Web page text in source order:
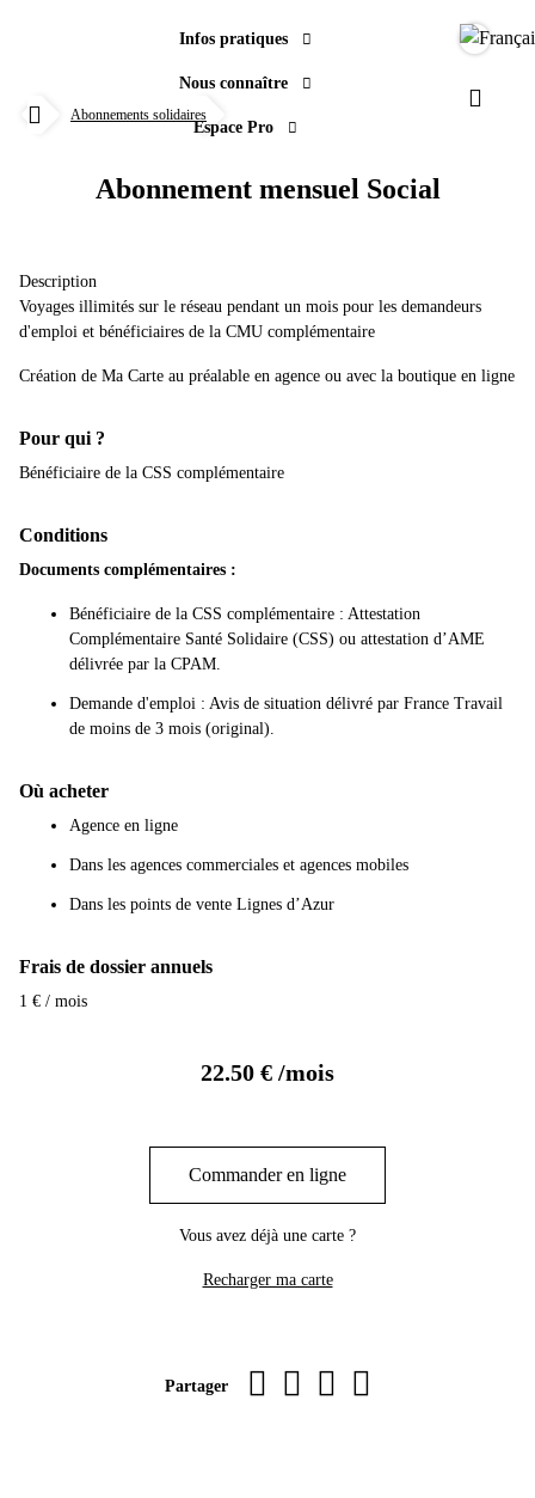
Infos pratiques
Nous connaître
Espace Pro
Abonnements solidaires
Abonnement mensuel Social
Description
Voyages illimités sur le réseau pendant un mois pour les demandeurs
d'emploi et bénéficiaires de la CMU complémentaire
Création de Ma Carte au préalable en agence ou avec la boutique en ligne
Pour qui ?
Bénéficiaire de la CSS complémentaire
Conditions
Documents complémentaires :
Bénéficiaire de la CSS complémentaire : Attestation
Complémentaire Santé Solidaire (CSS) ou attestation d’AME
délivrée par la CPAM.
Demande d'emploi : Avis de situation délivré par France Travail
de moins de 3 mois (original).
Où acheter
Agence en ligne
Dans les agences commerciales et agences mobiles
Dans les points de vente Lignes d’Azur
Frais de dossier annuels
1 € / mois
22.50 € /mois
Commander en ligne
Vous avez déjà une carte ?
Recharger ma carte
Partager Imprimer la page
sur Facebook
par WhatsApp